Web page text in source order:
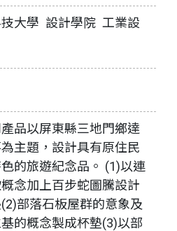
大學 設計學院 工業設
品以屏東縣三地門鄉達
主題，設計具有原住民
的旅遊紀念品。 (1)以連
念加上百步蛇圖騰設計
部落石板屋群的意象及
的概念製成杯墊(3)以部